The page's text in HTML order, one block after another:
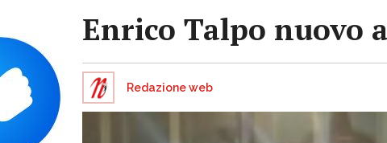
Enrico Talpo nuovo
Redazione web